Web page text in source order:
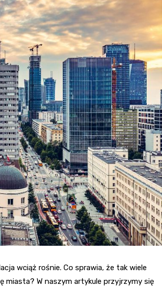
Kosmetyczka
wciąż rośnie. Co sprawia, że tak wiele
miasta? W naszym artykule przyjrzymy się